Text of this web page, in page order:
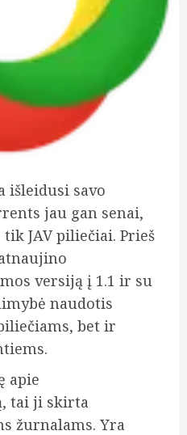
išleidusi savo
jau gan senai,
JAV piliečiai. Prieš
versiją į 1.1 ir su
naudotis
bet ir
apie
tai ji skirta
žurnalams. Yra